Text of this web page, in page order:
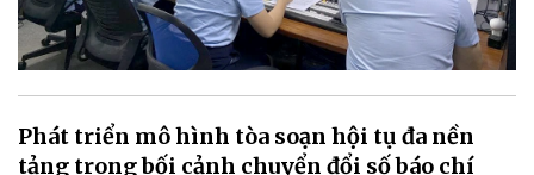
Phát triển mô hình tòa soạn hội tụ đa nền
tảng trong bối cảnh chuyển đổi số báo chí